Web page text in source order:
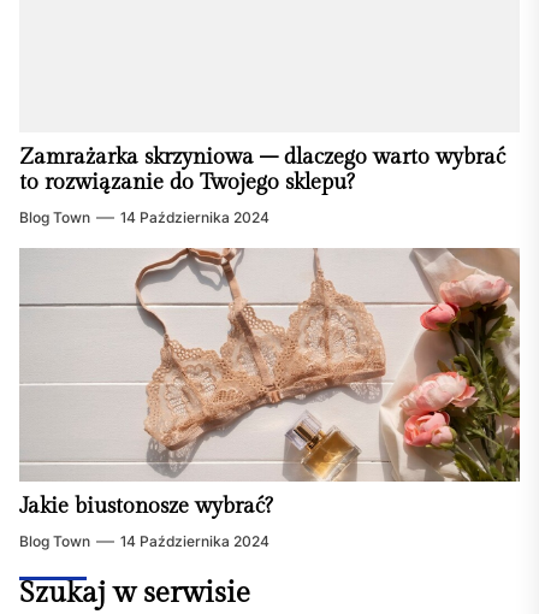
Zamrażarka skrzyniowa – dlaczego warto wybrać
to rozwiązanie do Twojego sklepu?
Blog Town 14 Października 2024
Jakie biustonosze wybrać?
Blog Town 14 Października 2024
Szukaj w serwisie